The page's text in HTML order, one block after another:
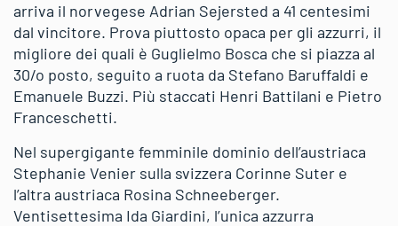
arriva il norvegese Adrian Sejersted a 41 centesimi
dal vincitore. Prova piuttosto opaca per gli azzurri, il
migliore dei quali è Guglielmo Bosca che si piazza al
30/o posto, seguito a ruota da Stefano Baruffaldi e
Emanuele Buzzi. Più staccati Henri Battilani e Pietro
Franceschetti.
Nel supergigante femminile dominio dell’austriaca
Stephanie Venier sulla svizzera Corinne Suter e
l’altra austriaca Rosina Schneeberger.
Ventisettesima Ida Giardini, l’unica azzurra